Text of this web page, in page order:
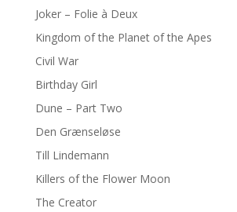
Joker – Folie à Deux
Kingdom of the Planet of the Apes
Civil War
Birthday Girl
Dune – Part Two
Den Grænseløse
Till Lindemann
Killers of the Flower Moon
The Creator